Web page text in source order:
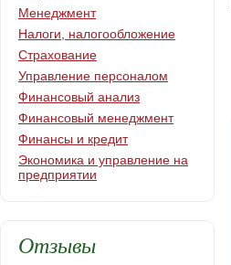
Менеджмент
Налоги, налогообложение
Страхование
Управление персоналом
Финансовый анализ
Финансовый менеджмент
Финансы и кредит
Экономика и управление на
предприятии
Отзывы